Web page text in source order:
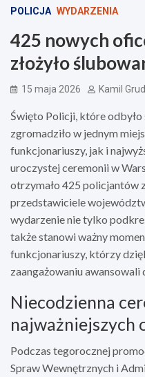
POLICJA WYDARZENIA
425 nowych
złożyło
15 maja 2026 Kamil
Święto Policji, które odbyło
zgromadziło w jednym
funkcjonariuszy, jak i
uroczystej ceremonii w
otrzymało 425 policjantów
przedstawiciele
wydarzenie nie tylko
także stanowi ważny
funkcjonariuszy, którzy
zaangażowaniu
Niecodzienna
najważniejszych
Podczas tegorocznej
Spraw Wewnętrznych i